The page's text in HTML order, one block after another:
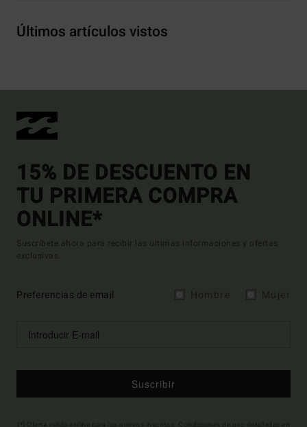
Últimos artículos vistos
15% DE DESCUENTO EN
TU PRIMERA COMPRA
ONLINE*
Suscríbete ahora para recibir las ultimas informaciones y ofertas
exclusivas.
Preferencias de email
Suscribir